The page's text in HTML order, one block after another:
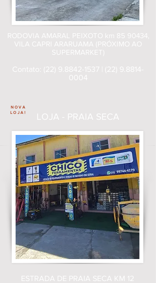
RODOVIA AMARAL PEIXOTO km 85 90434
VILA CAPRI ARARUAMA (PRÓXIMO AO
SUPERMARKET)
Contato: (22) 9.8842-1537
(22) 9.8814-
0004
LOJA - PRAIA SECA
NOVA
LOJA!
ESTRADA DE PRAIA SECA KM 12